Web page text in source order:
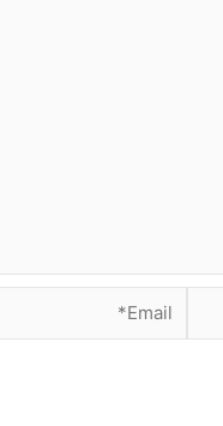
Email*